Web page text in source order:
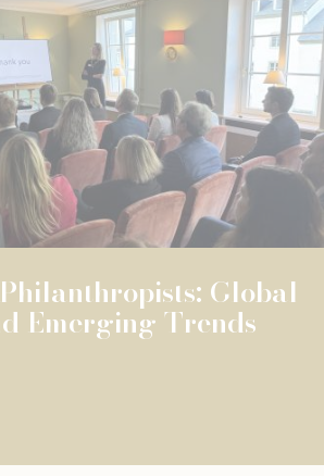
UNIVERSELLE BILDUNG
de Luxembourg
million in total